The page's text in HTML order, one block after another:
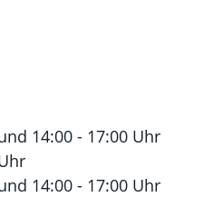
14:00 - 17:00 Uhr
14:00 - 17:00 Uhr